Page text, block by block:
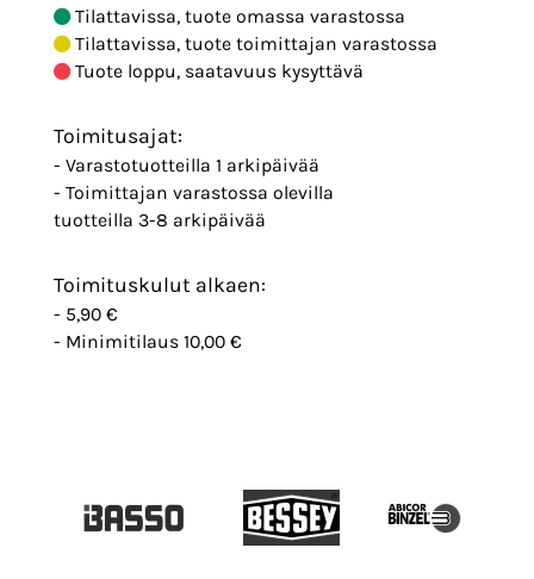
Tilattavissa, tuote omassa varastossa
Tilattavissa, tuote toimittajan varastossa
Tuote loppu, saatavuus kysyttävä
Toimitusajat:
- Varastotuotteilla 1 arkipäivää
- Toimittajan varastossa olevilla
tuotteilla 3-8 arkipäivää
Toimituskulut alkaen:
- 5,90 €
- Minimitilaus 10,00 €